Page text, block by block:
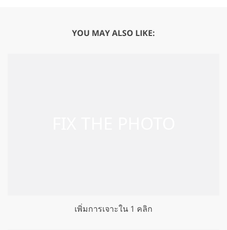
YOU MAY ALSO LIKE:
เพิ่มการเจาะใน 1 คลิก